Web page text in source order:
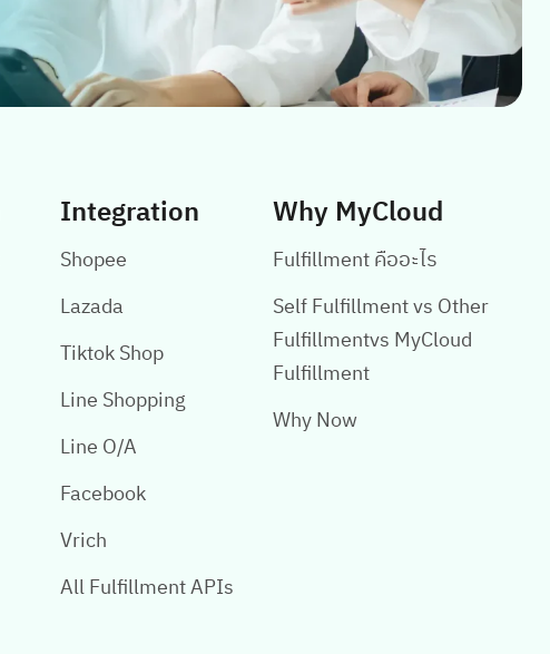
Integration
Shopee
Lazada
Tiktok Shop
Line Shopping
Line O/A
Facebook
Vrich
All Fulfillment APIs
Why MyCloud
Fulfillment คืออะไร
Self Fulfillment vs Other
Fulfillmentvs MyCloud
Fulfillment
Why Now